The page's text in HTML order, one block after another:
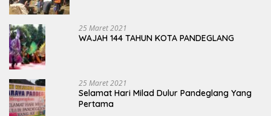
25 Maret 2021
WAJAH 144 TAHUN KOTA PANDEGLANG
25 Maret 2021
Selamat Hari Milad Dulur Pandeglang Yang
Pertama